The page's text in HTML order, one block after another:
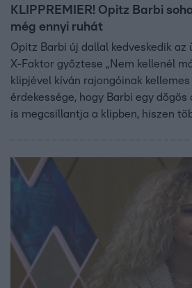
KLIPPREMIER! Opitz Barbi
még ennyi ruhát
Opitz Barbi új dallal kedveskedik az
X-Faktor győztese „Nem kellenél
klipjével kíván rajongóinak
érdekessége, hogy Barbi egy dögös
is megcsillantja a klipben, hiszen